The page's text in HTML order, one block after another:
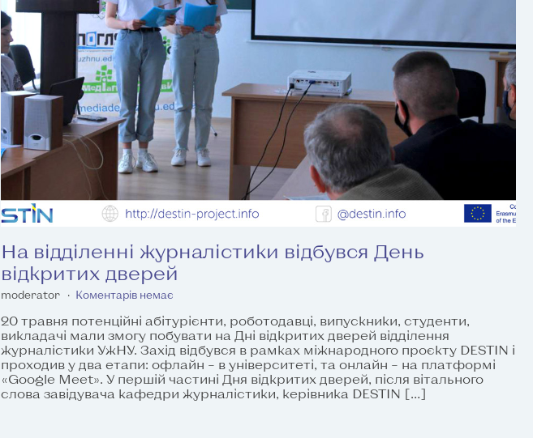
На відділенні журналістики відбувся День
відкритих дверей
moderator Коментарів немає
20 травня потенційні абітурієнти, роботодавці, випускники, студенти,
викладачі мали змогу побувати на Дні відкритих дверей відділення
журналістики УжНУ. Захід відбувся в рамках міжнародного проєкту DESTIN і
проходив у два етапи: офлайн – в університеті, та онлайн – на платформі
«Google Meet». У першій частині Дня відкритих дверей, після вітального
слова завідувача кафедри журналістики, керівника DESTIN […]